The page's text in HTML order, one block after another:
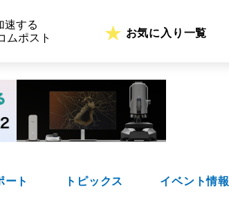
速する
ムポスト
お気に入り一覧
ート トピックス イベント情報